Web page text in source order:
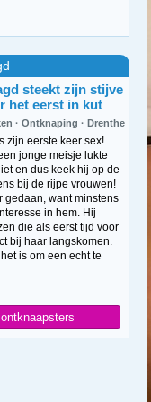
steekt zijn stijve
het eerst in kut
· Ontknaping · Drenthe
zijn eerste keer sex!
jonge meisje lukte
en dus keek hij op de
bij de rijpe vrouwen!
gedaan, want minstens
in hem. Hij
die als eerst tijd voor
bij haar langskomen.
is om een echt te